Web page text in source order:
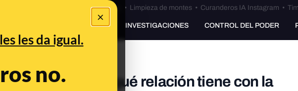
×
les da igual.
no.
Bulos Ceuta • Limpieza de montes• Curanderos IA Instagram •
PREBUNKING INVESTIGACIONES CONTROL DEL PODER
de líquidos y qué relación tiene con la